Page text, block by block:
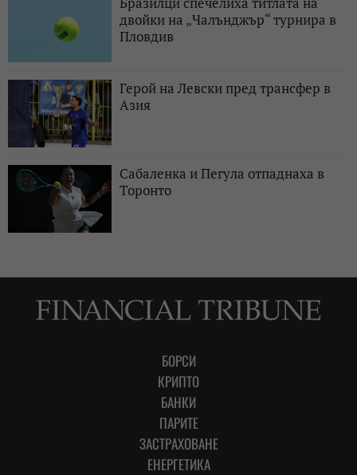
двойки на „Чалънджър“ турнира в
Пловдив
Герой на Левски пред трансфер в
Азия
Сабаленка и Пегула отпаднаха в
Торонто
БОРСИ
КРИПТО
БАНКИ
ПАРИТЕ
ЗАСТРАХОВАНЕ
ЕНЕРГЕТИКА